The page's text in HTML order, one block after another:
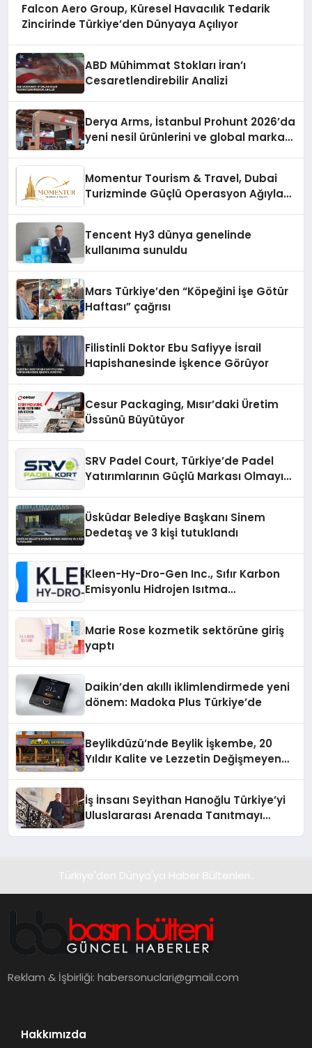
Falcon Aero Group, Küresel Havacılık Tedarik
Zincirinde Türkiye’den Dünyaya Açılıyor
ABD Mühimmat Stokları İran’ı
Cesaretlendirebilir Analizi
Derya Arms, İstanbul Prohunt 2026’da
yeni nesil ürünlerini ve global marka
Momentur Tourism & Travel, Dubai
Turizminde Güçlü Operasyon Ağıyla
Tencent Hy3 dünya genelinde
kullanıma sunuldu
Mars Türkiye’den “Köpeğini İşe Götür
Haftası” çağrısı
Filistinli Doktor Ebu Safiyye İsrail
Hapishanesinde İşkence Görüyor
Cesur Packaging, Mısır’daki Üretim
Üssünü Büyütüyor
SRV Padel Court, Türkiye’de Padel
Yatırımlarının Güçlü Markası Olmayı
Üsküdar Belediye Başkanı Sinem
Dedetaş ve 3 kişi tutuklandı
Kleen-Hy-Dro-Gen Inc., Sıfır Karbon
Emisyonlu Hidrojen Isıtma
Marie Rose kozmetik sektörüne giriş
yaptı
Daikin’den akıllı iklimlendirmede yeni
dönem: Madoka Plus Türkiye’de
Beylikdüzü’nde Beylik İşkembe, 20
Yıldır Kalite ve Lezzetin Değişmeyen
İş İnsanı Seyithan Hanoğlu Türkiye’yi
Uluslararası Arenada Tanıtmayı
Türkiye'den Dünya'ya Haber Bültenleri..
Reklam & İşbirliği:habersonuclari@gmail.com
Hakkımızda